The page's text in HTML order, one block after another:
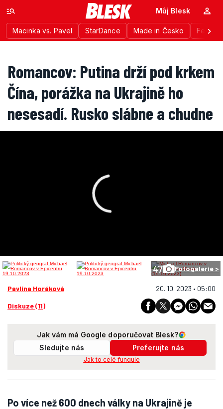
Macinka vs. Pavel StarDance Made in Česko
Můj Blesk
Romancov: Putina drží pod krkem
Čína, porážka na Ukrajině ho
nesesadí. Rusko slábne a chudne
47 Fotogalerie >
Pavlína Horáková 20. 10. 2023 • 05:00
Diskuze (11)
Jak vám má Google doporučovat Blesk?
Sledujte nás
Preferujte nás
Jak to celé funguje
Po více než 600 dnech války na Ukrajině je